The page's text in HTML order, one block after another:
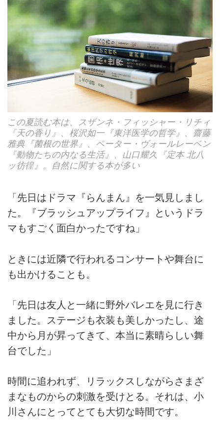
この夏読む本は、スザンネ・フィッシャー・リチィ
『天の香り』、桜沢如一『東洋医学の哲学』、齋藤
雅典『菌根の世界』、ペーター・ヴォールレーベン
『動物たちの内なる生活』、山口耀久『定本 北八
ッ彷徨』。自然に関する本が多い
「先日はドラマ『らんまん』を一気見しまし
た。『ブラッシュアップライフ』というドラ
マもすごく面白かったですね」
ときには近隣で行われるコンサートや舞台に
も出かけることも。
「先日は友人と一緒に野外バレエを見に行き
ました。ステージも衣装も美しかったし、途
中から月が昇ってきて、本当に素晴らしい舞
台でした」
時間に追われず、リラックスしながらさまざ
まなものからの刺激を受けとる。それは、小
川さんにとってとても大切な時間です。